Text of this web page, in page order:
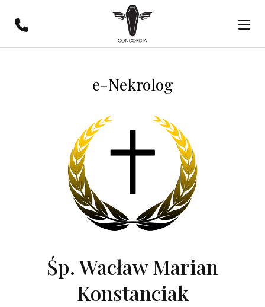
e-Nekrolog
Śp. Wacław Marian
Konstanciak